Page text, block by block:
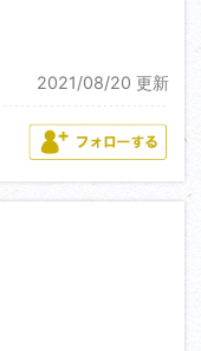
2021/08/20 更新